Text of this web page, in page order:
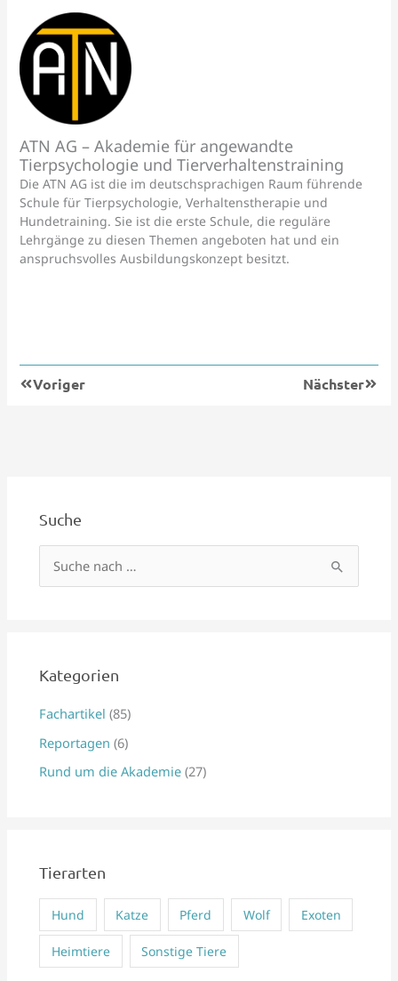
ATN AG – Akademie für angewandte
Tierpsychologie und Tierverhaltenstraining
Die ATN AG ist die im deutschsprachigen Raum führende
Schule für Tierpsychologie, Verhaltenstherapie und
Hundetraining. Sie ist die erste Schule, die reguläre
Lehrgänge zu diesen Themen angeboten hat und ein
anspruchsvolles Ausbildungskonzept besitzt.
Voriger Nächster
Suche
e
n
a
c
Kategorien
Fachartikel (85)
Reportagen (6)
Rund um die Akademie (27)
Tierarten
Hund Katze Pferd Wolf Exoten
Heimtiere Sonstige Tiere